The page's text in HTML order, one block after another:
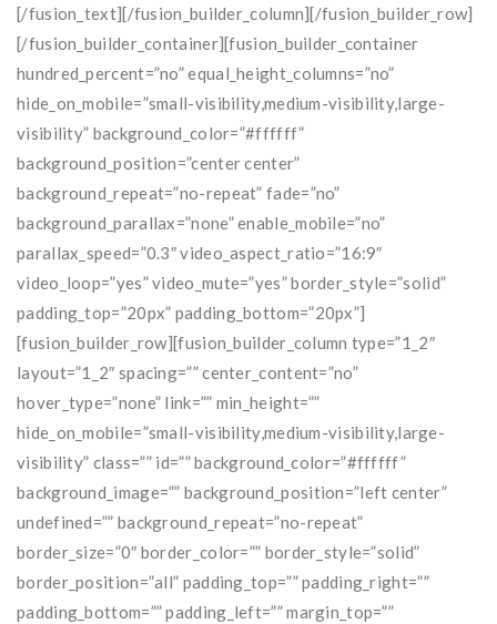
[/fusion_text][/fusion_builder_column][/fusion_builder_row]
[/fusion_builder_container][fusion_builder_container
hundred_percent=”no” equal_height_columns=”no”
hide_on_mobile=”small-visibility,medium-visibility,large-
visibility” background_color=”#ffffff”
background_position=”center center”
background_repeat=”no-repeat” fade=”no”
background_parallax=”none” enable_mobile=”no”
parallax_speed=”0.3″ video_aspect_ratio=”16:9″
video_loop=”yes” video_mute=”yes” border_style=”solid”
padding_top=”20px” padding_bottom=”20px”]
[fusion_builder_row][fusion_builder_column type=”1_2″
layout=”1_2″ spacing=”” center_content=”no”
hover_type=”none” link=”” min_height=””
hide_on_mobile=”small-visibility,medium-visibility,large-
visibility” class=”” id=”” background_color=”#ffffff”
background_image=”” background_position=”left center”
undefined=”” background_repeat=”no-repeat”
border_size=”0″ border_color=”” border_style=”solid”
border_position=”all” padding_top=”” padding_right=””
padding_bottom=”” padding_left=”” margin_top=””